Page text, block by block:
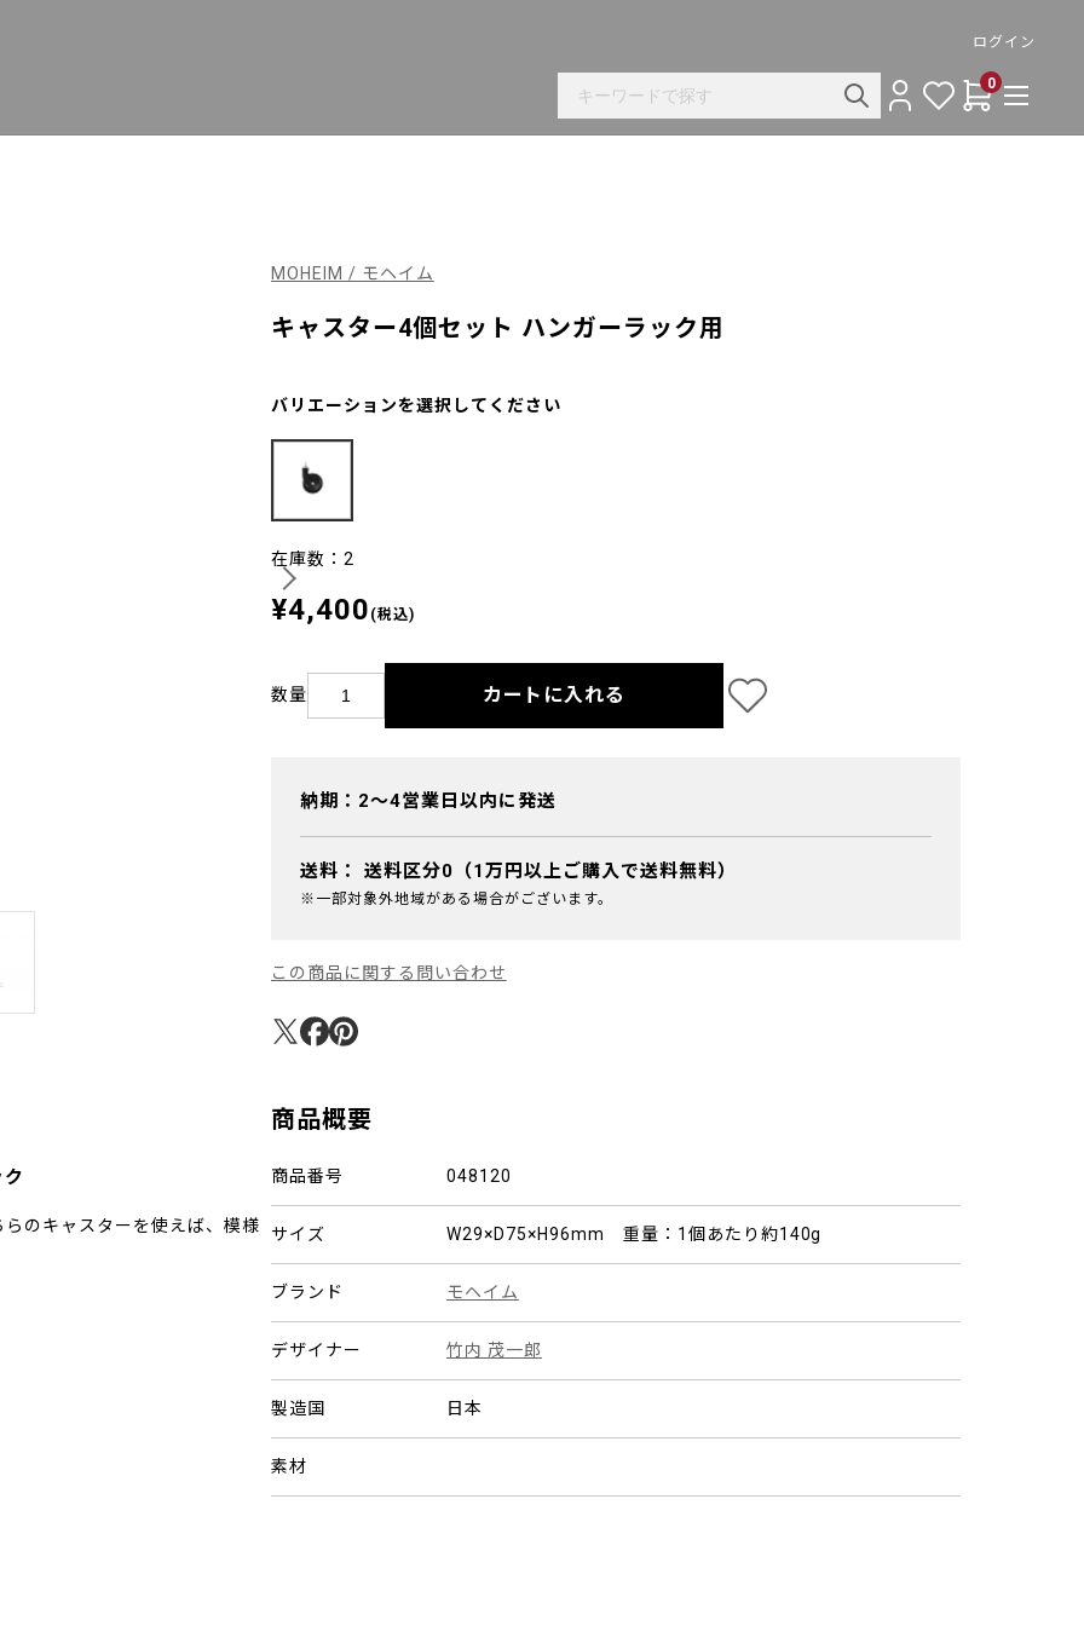
ログイン
0
MOHEIM / モヘイム
キャスター4個セット ハンガーラック用
バリエーションを選択してください
在庫数：2
¥4,400 (税込)
数量 カートに入れる
納期：2～4営業日以内に発送
送料： 送料区分0（1万円以上ご購入で送料無料）
※一部対象外地域がある場合がございます。
この商品に関する問い合わせ
のキャスターを使えば、模様
商品概要
商品番号 048120
サイズ W29×D75×H96mm 重量：1個あたり約140g
ブランド モヘイム
デザイナー 竹内 茂一郎
製造国 日本
素材